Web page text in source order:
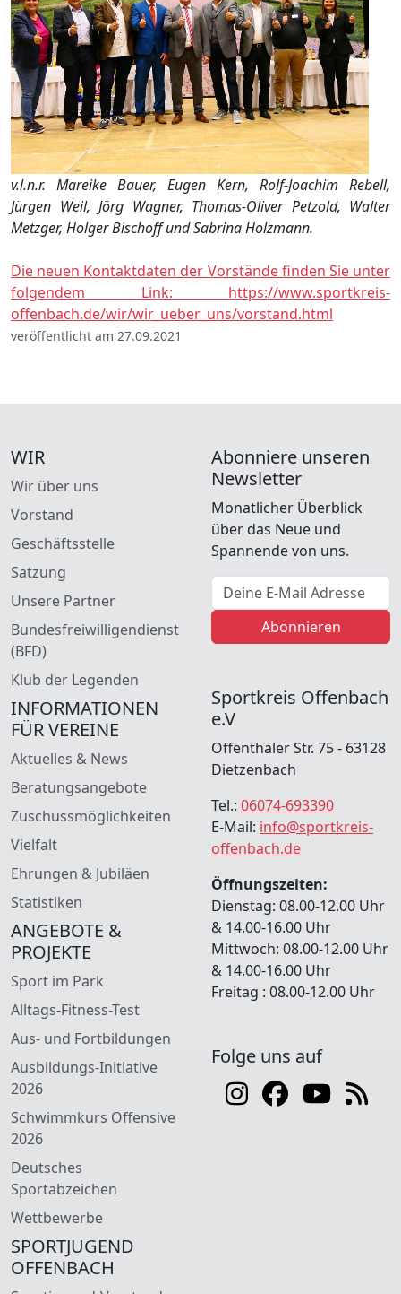
v.l.n.r. Mareike Bauer, Eugen Kern, Rolf-Joachim Rebell,
Jürgen Weil, Jörg Wagner, Thomas-Oliver Petzold, Walter
Metzger, Holger Bischoff und Sabrina Holzmann.
Die neuen Kontaktdaten der Vorstände finden Sie unter
folgendem Link: https://www.sportkreis-
offenbach.de/wir/wir_ueber_uns/vorstand.html
veröffentlicht am 27.09.2021
WIR
Wir über uns
Vorstand
Geschäftsstelle
Satzung
Unsere Partner
Bundesfreiwilligendienst
(BFD)
Klub der Legenden
INFORMATIONEN
FÜR VEREINE
Aktuelles & News
Beratungsangebote
Zuschussmöglichkeiten
Vielfalt
Ehrungen & Jubiläen
Statistiken
ANGEBOTE &
PROJEKTE
Sport im Park
Alltags-Fitness-Test
Aus- und Fortbildungen
Ausbildungs-Initiative
2026
Schwimmkurs Offensive
2026
Deutsches
Sportabzeichen
Wettbewerbe
SPORTJUGEND
OFFENBACH
Abonniere unseren
Newsletter
Monatlicher Überblick
über das Neue und
Spannende von uns.
E-Mail Adresse
Abonnieren
Sportkreis Offenbach
e.V
Offenthaler Str. 75 - 63128
Dietzenbach
Tel.: 06074-693390
E-Mail: info@sportkreis-
offenbach.de
Öffnungszeiten:
Dienstag: 08.00-12.00 Uhr
& 14.00-16.00 Uhr
Mittwoch: 08.00-12.00 Uhr
& 14.00-16.00 Uhr
Freitag : 08.00-12.00 Uhr
Folge uns auf